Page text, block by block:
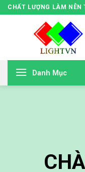
SkipCHẤT LƯỢNG LÀM NÊN
Danh Mục